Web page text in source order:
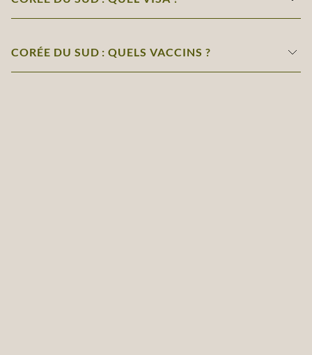
CORÉE DU SUD : QUELS VACCINS ?